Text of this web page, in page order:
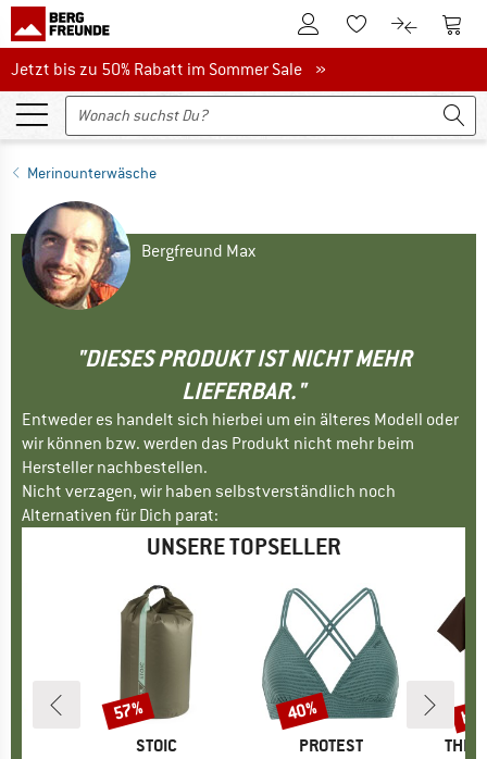
Zum KundenkontoZum Merkzettel.
Zum Zum
Jetzt bis zu 50% Rabatt im Sommer Sale
Jetzt bis zu 50% Rabatt im Sommer Sale »
Merinounterwäsche
Bergfreund Max
"DIESES PRODUKT IST NICHT MEHR
LIEFERBAR."
Entweder es handelt sich hierbei um ein älteres Modell oder
wir können bzw. werden das Produkt nicht mehr beim
Hersteller nachbestellen.
Nicht verzagen, wir haben selbstverständlich noch
Alternativen für Dich parat:
UNSERE TOPSELLER
MARKE
STOIC
Rabatt
57%
MARKE
PROTEST
Rabatt
40%
THE